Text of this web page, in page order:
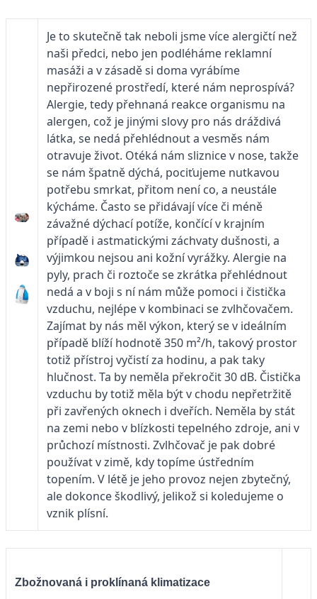
Je to skutečně tak neboli jsme více alergičtí než
naši předci, nebo jen podléháme reklamní
masáži a v zásadě si doma vyrábíme
nepřirozené prostředí, které nám neprospívá?
Alergie, tedy přehnaná reakce organismu na
alergen, což je jinými slovy pro nás dráždivá
látka, se nedá přehlédnout a vesměs nám
otravuje život. Otéká nám sliznice v nose, takže
se nám špatně dýchá, pociťujeme nutkavou
potřebu smrkat, přitom není co, a neustále
kýcháme. Často se přidávají více či méně
závažné dýchací potíže, končící v krajním
případě i astmatickými záchvaty dušnosti, a
výjimkou nejsou ani kožní vyrážky. Alergie na
pyly, prach či roztoče se zkrátka přehlédnout
nedá a v boji s ní nám může pomoci i čistička
vzduchu, nejlépe v kombinaci se zvlhčovačem.
Zajímat by nás měl výkon, který se v ideálním
případě blíží hodnotě 350 m²/h, takový prostor
totiž přístroj vyčistí za hodinu, a pak taky
hlučnost. Ta by neměla překročit 30 dB. Čistička
vzduchu by totiž měla být v chodu nepřetržitě
při zavřených oknech i dveřích. Neměla by stát
na zemi nebo v blízkosti tepelného zdroje, ani v
průchozí místnosti. Zvlhčovač je pak dobré
používat v zimě, kdy topíme ústředním
topením. V létě je jeho provoz nejen zbytečný,
ale dokonce škodlivý, jelikož si koledujeme o
vznik plísní.
Zbožnovaná i proklínaná klimatizace